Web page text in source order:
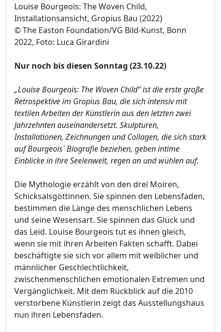
Louise Bourgeois: The Woven Child,
Installationsansicht, Gropius Bau (2022)
© The Easton Foundation/VG Bild-Kunst, Bonn
2022, Foto: Luca Girardini
Nur noch bis diesen Sonntag (23.10.22)
„Louise Bourgeois: The Woven Child“ ist die erste große
Retrospektive im Gropius Bau, die sich intensiv mit
textilen Arbeiten der Künstlerin aus den letzten zwei
Jahrzehnten auseinandersetzt. Skulpturen,
Installationen, Zeichnungen und Collagen, die sich stark
auf Bourgeois´ Biografie beziehen, geben intime
Einblicke in ihre Seelenwelt, regen an und wühlen auf.
Die Mythologie erzählt von den drei Moiren,
Schicksalsgöttinnen. Sie spinnen den Lebensfaden,
bestimmen die Länge des menschlichen Lebens
und seine Wesensart. Sie spinnen das Glück und
das Leid. Louise Bourgeois tut es ihnen gleich,
wenn sie mit ihren Arbeiten Fakten schafft. Dabei
beschäftigte sie sich vor allem mit weiblicher und
männlicher Geschlechtlichkeit,
zwischenmenschlichen emotionalen Extremen und
Vergänglichkeit. Mit dem Rückblick auf die 2010
verstorbene Künstlerin zeigt das Ausstellungshaus
nun ihren Lebensfaden.